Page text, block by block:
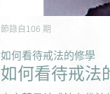
節錄自 106 期
如何看待戒法的修學
如何看待戒法